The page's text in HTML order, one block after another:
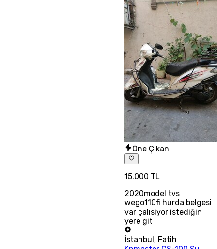
Öne Çıkan
15.000 TL
2020model tvs
wego110fi hurda belgesi
var çalısiyor istediğin
yere git
İstanbul , Fatih